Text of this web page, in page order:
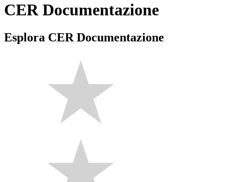
CER Documentazione
Esplora CER Documentazione